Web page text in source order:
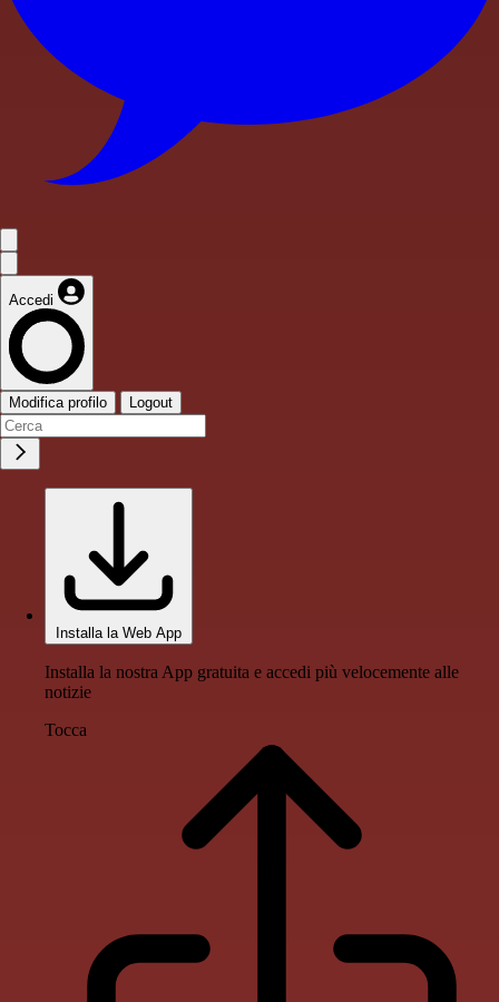
Accedi
Modifica profilo Logout
Installa la Web App
Installa la nostra App gratuita e accedi più velocemente alle
notizie
Tocca